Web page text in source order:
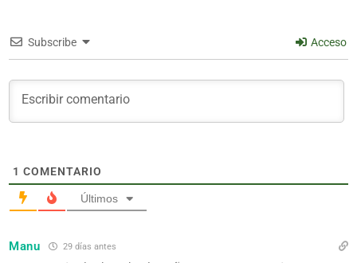
Subscribe Acceso
1 COMENTARIO
Últimos
Manu 29 días antes